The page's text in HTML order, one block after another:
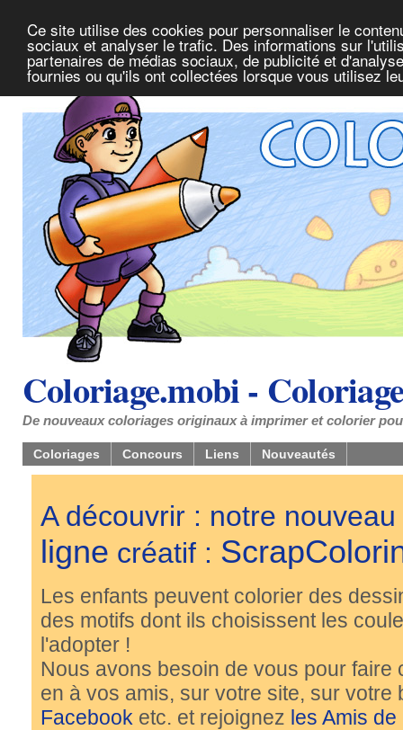
Ce site utilise des cookies pour personnaliser le
sociaux et analyser le trafic. Des informations sur
partenaires de médias sociaux, de publicité et
fournies ou qu'ils ont collectées lorsque vous utilisez
Coloriage.mobi -
De nouveaux coloriages originaux à imprimer et colorier
Coloriages Concours Liens Nouveautés
A découvrir : notre
ligne créatif :
Les enfants peuvent colorier des
des motifs dont ils choisissent les
l'adopter !
Nous avons besoin de vous pour
en à vos amis, sur votre site, sur
Facebook etc. et rejoignez les Amis